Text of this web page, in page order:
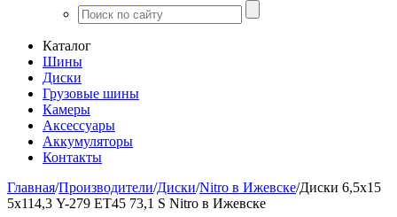
Каталог
Шины
Диски
Грузовые шины
Камеры
Аксессуары
Аккумуляторы
Контакты
Главная/Производители/Диски/Nitro в Ижевске/Диски 6,5х15
5х114,3 Y-279 ЕТ45 73,1 S Nitro в Ижевске